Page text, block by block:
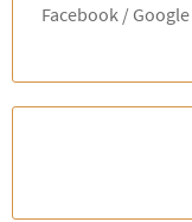
Facebook /